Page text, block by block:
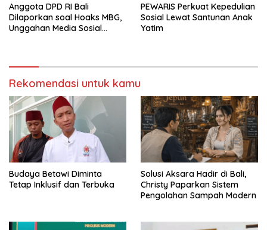
Anggota DPD RI Bali
Dilaporkan soal Hoaks MBG,
Unggahan Media Sosial
PEWARIS Perkuat Kepedulian
Sosial Lewat Santunan Anak
Yatim
Rekomendasi untuk kamu
Budaya Betawi Diminta
Tetap Inklusif dan Terbuka
Solusi Aksara Hadir di Bali,
Christy Paparkan Sistem
Pengolahan Sampah Modern